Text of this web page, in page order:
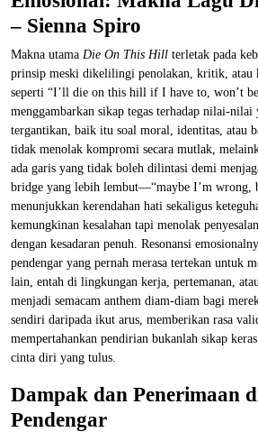
– Sienna Spiro
Makna utama Die On This Hill terletak pada
prinsip meski dikelilingi penolakan, kritik, atau
seperti “I’ll die on this hill if I have to, won’t
menggambarkan sikap tegas terhadap nilai-nilai
tergantikan, baik itu soal moral, identitas, atau
tidak menolak kompromi secara mutlak,
ada garis yang tidak boleh dilintasi demi
bridge yang lebih lembut—“maybe I’m
menunjukkan kerendahan hati sekaligus
kemungkinan kesalahan tapi menolak
dengan kesadaran penuh. Resonansi
pendengar yang pernah merasa tertekan untuk
lain, entah di lingkungan kerja, pertemanan,
menjadi semacam anthem diam-diam bagi
sendiri daripada ikut arus, memberikan rasa
mempertahankan pendirian bukanlah sikap
cinta diri yang tulus.
Dampak dan Penerimaan
Pendengar